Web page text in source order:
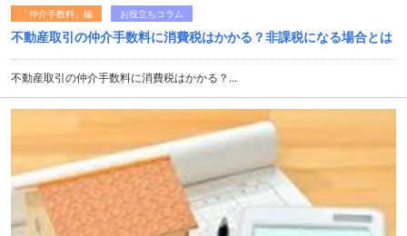
「仲介手数料」編 お役立ちコラム
不動産取引の仲介手数料に消費税はかかる？非課税になる場合とは
不動産取引の仲介手数料に消費税はかかる？...